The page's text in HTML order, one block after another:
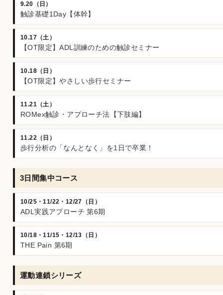
9.20（日）
触診基礎1Day【体幹】
10.17（土）
【OT限定】ADL訓練のための触診セミナー
10.18（日）
【OT限定】やさしい歩行セミナー
11.21（土）
ROMex触診・アプローチ法【下肢編】
11.22（日）
歩行分析の「なんとなく」を1日で卒業！
3日間集中コース
10/25・11/22・12/27（日）
ADL実践アプローチ 第6期
10/18・11/15・12/13（日）
THE Pain 第6期
運動連鎖シリーズ